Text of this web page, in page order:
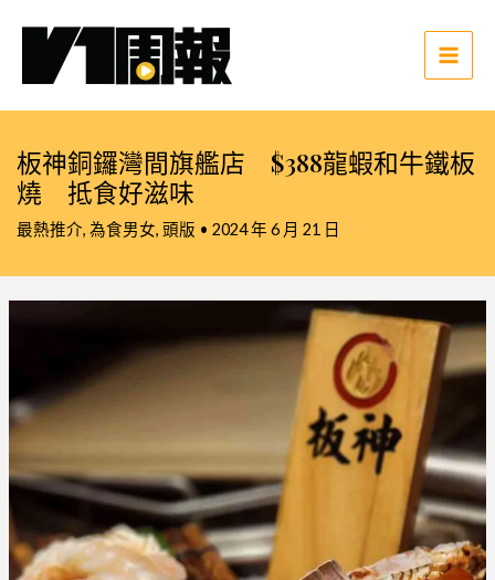
Main
板神銅鑼灣間旗艦店 $388龍蝦和牛鐵板
燒 抵食好滋味
最熱推介, 為食男女, 頭版 • 2024 年 6 月 21 日